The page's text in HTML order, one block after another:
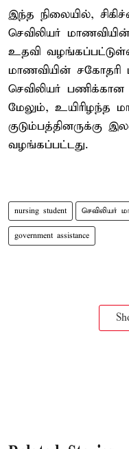
இந்த நிலையில்,
செவிலியர் மாணவியின்
உதவி
மாணவியின் சகோதரி
செவிலியர்
மேலும், உயிரிழந்த
குடும்பத்தினருக்கு
வழங்கப்பட்டது.
nursing student செவிலியர்
government assistance